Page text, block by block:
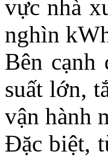
vực nhà
nghìn
Bên cạnh
suất lớn,
vận hành
Đặc biệt,